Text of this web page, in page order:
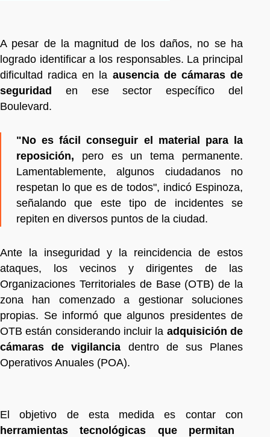
A pesar de la magnitud de los daños, no se ha
logrado identificar a los responsables. La principal
dificultad radica en la ausencia de cámaras de
seguridad en ese sector específico del
Boulevard.
"No es fácil conseguir el material para la
reposición, pero es un tema permanente.
Lamentablemente, algunos ciudadanos no
respetan lo que es de todos", indicó Espinoza,
señalando que este tipo de incidentes se
repiten en diversos puntos de la ciudad.
Ante la inseguridad y la reincidencia de estos
ataques, los vecinos y dirigentes de las
Organizaciones Territoriales de Base (OTB) de la
zona han comenzado a gestionar soluciones
propias. Se informó que algunos presidentes de
OTB están considerando incluir la adquisición de
cámaras de vigilancia dentro de sus Planes
Operativos Anuales (POA).
El objetivo de esta medida es contar con
herramientas tecnológicas que permitan